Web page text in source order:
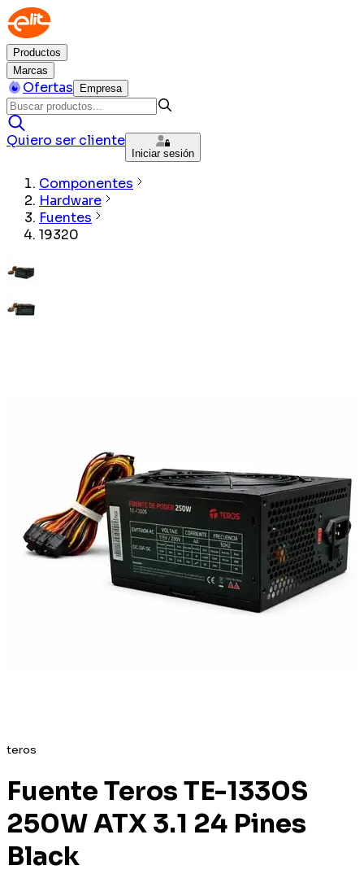
Productos
Marcas
Ofertas Empresa
Quiero ser cliente
Iniciar sesión
Componentes
Hardware
Fuentes
19320
teros
Fuente Teros TE-1330S
250W ATX 3.1 24 Pines
Black